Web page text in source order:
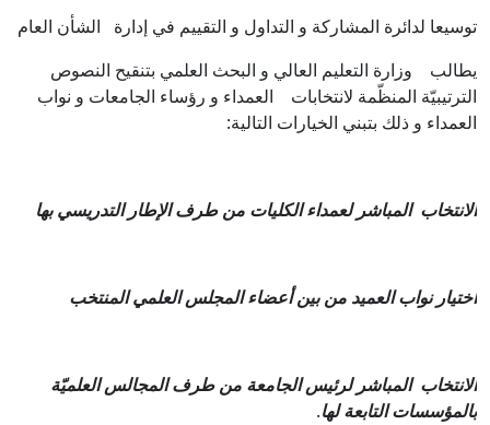
توسيعا لدائرة المشاركة و التداول و التقييم في إدارة الشأن العام
يطالب وزارة التعليم العالي و البحث العلمي بتنقيح النصوص
الترتيبيّة المنظّمة لانتخابات العمداء و رؤساء الجامعات و نواب
العمداء و ذلك بتبني الخيارات التالية:
الانتخاب المباشر لعمداء الكليات من طرف الإطار التدريسي بها
اختيار نواب العميد من بين أعضاء المجلس العلمي المنتخب
الانتخاب المباشر لرئيس الجامعة من طرف المجالس العلميّة
بالمؤسسات التابعة لها.